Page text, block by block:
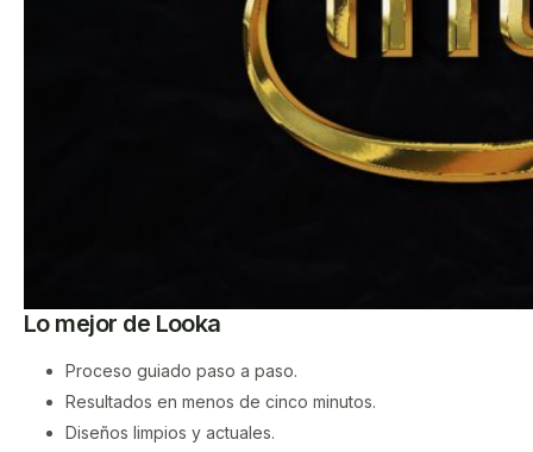
Lo mejor de Looka
Proceso guiado paso a paso.
Resultados en menos de cinco minutos.
Diseños limpios y actuales.